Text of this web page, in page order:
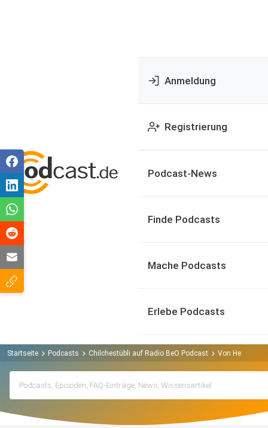
Anmeldung
Registrierung
Podcast-News
Finde Podcasts
Mache Podcasts
Erlebe Podcasts
Startseite Podcasts Chilchestübli auf Radio BeO Podcast Von